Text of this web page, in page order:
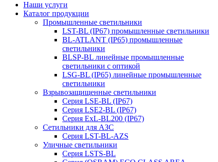
Наши услуги
Каталог продукции
Промышленные светильники
LST-BL (IP67) промышленные светильники
BL-ATLANT (IP65) промышленные
светильники
BLSP-BL линейные промышленные
светильники с оптикой
LSG-BL (IP65) линейные промышленные
светильники
Взрывозащищенные светильники
Серия LSE-BL (IP67)
Серия LSE2-BL (IP67)
Серия ExL-BL200 (IP67)
Сетильники для АЗС
Серия LST-BL-AZS
Уличные светильники
Серия LSTS-BL